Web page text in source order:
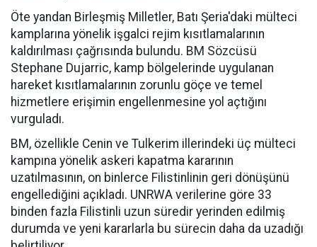
Öte yandan Birleşmiş Milletler, Batı Şeria'daki mülteci
kamplarına yönelik işgalci rejim kısıtlamalarının
kaldırılması çağrısında bulundu. BM Sözcüsü
Stephane Dujarric, kamp bölgelerinde uygulanan
hareket kısıtlamalarının zorunlu göçe ve temel
hizmetlere erişimin engellenmesine yol açtığını
vurguladı.
BM, özellikle Cenin ve Tulkerim illerindeki üç mülteci
kampına yönelik askeri kapatma kararının
uzatılmasının, on binlerce Filistinlinin geri dönüşünü
engellediğini açıkladı. UNRWA verilerine göre 33
binden fazla Filistinli uzun süredir yerinden edilmiş
durumda ve yeni kararlarla bu sürecin daha da uzadığı